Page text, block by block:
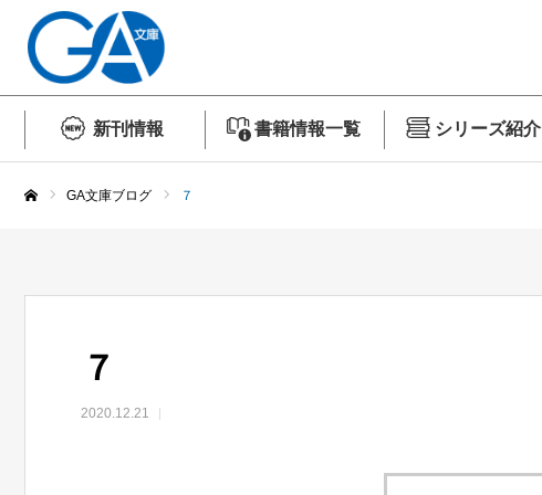
新刊情報 書籍情報一覧 シリーズ紹介
GA文庫ブログ ７
７
2020.12.21